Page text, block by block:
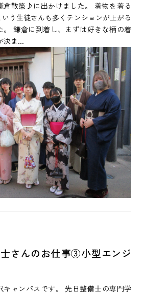
倉散策♪に出かけました。 着物を着る
う生徒さんも多くテンションが上がる
。 鎌倉に到着し、まずは好きな柄の着
決ま...
士さんのお仕事③小型エンジ
キャンパスです。 先日整備士の専門学